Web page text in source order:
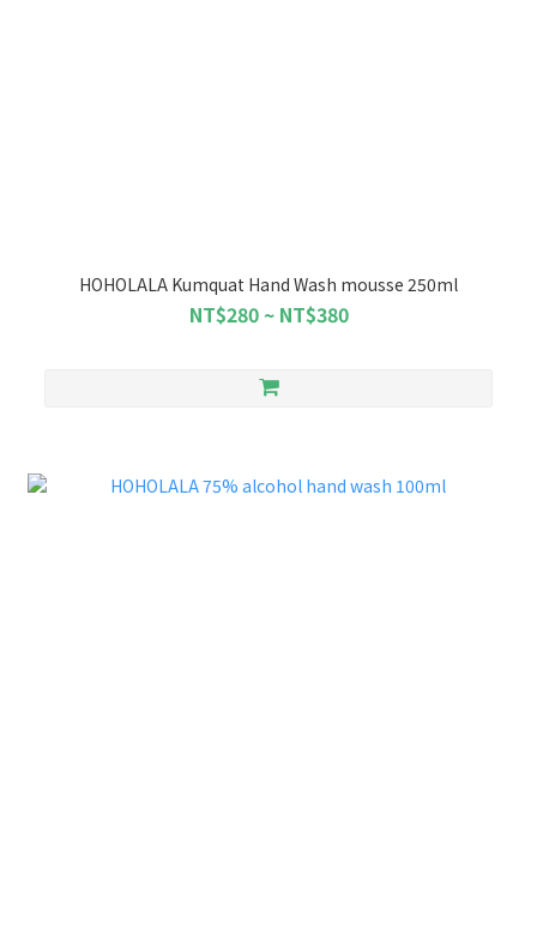
HOHOLALA Kumquat Hand Wash mousse 250ml
NT$280 ~ NT$380